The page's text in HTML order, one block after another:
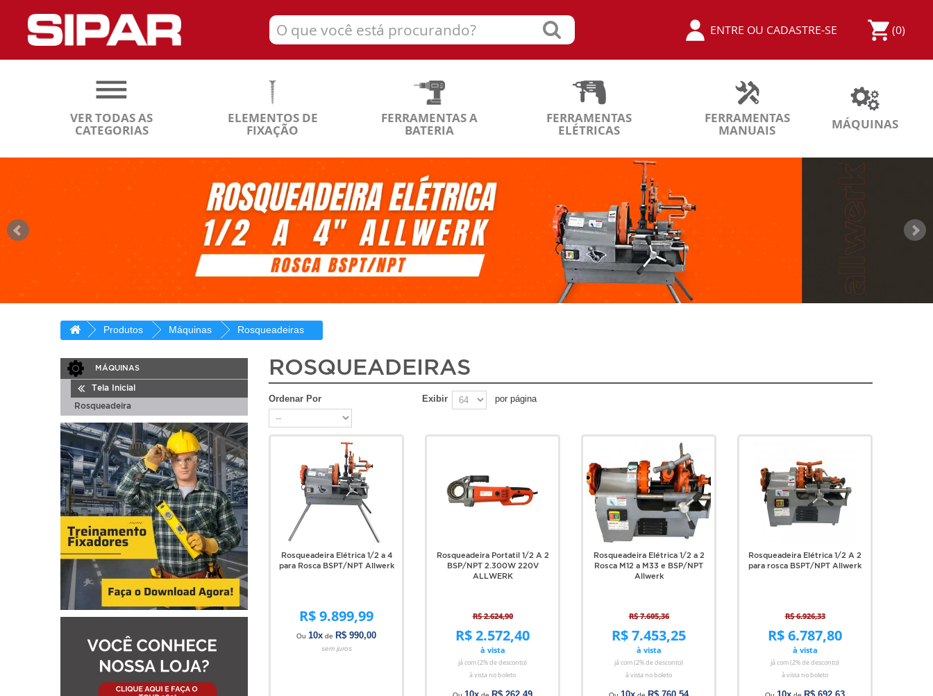
ENTRE OU CADASTRE-SE (0)
VER TODAS AS
CATEGORIAS
ELEMENTOS DE
FIXAÇÃO
FERRAMENTAS A
BATERIA
FERRAMENTAS
ELÉTRICAS
FERRAMENTAS
MANUAIS MÁQUINAS
Produtos Máquinas Rosqueadeiras
MÁQUINAS
Tela Inicial
Rosqueadeira
ROSQUEADEIRAS
Ordenar Por Exibir por página
Rosqueadeira Elétrica 1/2 a 4
para Rosca BSPT/NPT Allwerk
R$ 9.899,99
Ou 10x de R$ 990,00
sem juros
Rosqueadeira Portatil 1/2 A 2
BSP/NPT 2.300W 220V
ALLWERK
R$ 2.624,90
R$ 2.572,40
à vista
já com (2% de desconto)
à vista no boleto
Rosqueadeira Elétrica 1/2 a 2
Rosca M12 a M33 e BSP/NPT
Allwerk
R$ 7.605,36
R$ 7.453,25
à vista
já com (2% de desconto)
à vista no boleto
Rosqueadeira Elétrica 1/2 A 2
para rosca BSPT/NPT Allwerk
R$ 6.926,33
R$ 6.787,80
à vista
já com (2% de desconto)
à vista no boleto